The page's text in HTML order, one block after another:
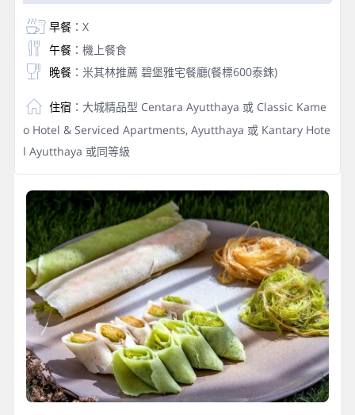
早餐：X
午餐：機上餐食
晚餐：米其林推薦 碧堡雅宅餐廳(餐標600泰銖)
住宿 ：大城精品型 Centara Ayutthaya 或 Classic Kame
o Hotel & Serviced Apartments, Ayutthaya 或 Kantary Hote
l Ayutthaya 或同等級